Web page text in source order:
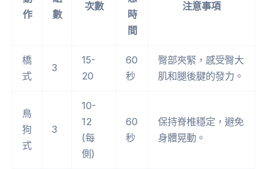
作
數
次數
時
間
注意事項
橋
式
3
15-
20
60
秒
臀部夾緊，感受臀大
肌和腿後腱的發力。
鳥
狗
式
3
10-
12
(每
側)
60
秒
保持脊椎穩定，避免
身體晃動。